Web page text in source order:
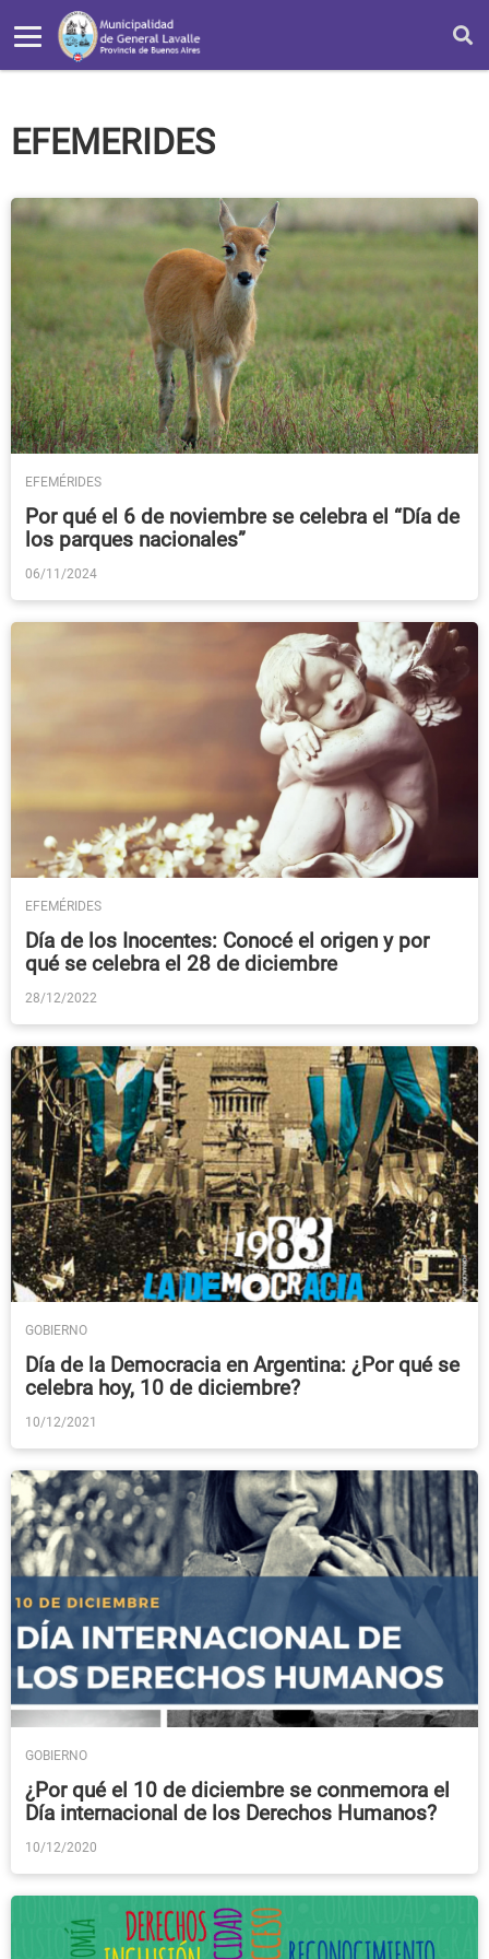
EFEMERIDES
EFEMÉRIDES
Por qué el 6 de noviembre se celebra el “Día de
los parques nacionales”
06/11/2024
EFEMÉRIDES
Día de los Inocentes: Conocé el origen y por
qué se celebra el 28 de diciembre
28/12/2022
GOBIERNO
Día de la Democracia en Argentina: ¿Por qué se
celebra hoy, 10 de diciembre?
10/12/2021
GOBIERNO
¿Por qué el 10 de diciembre se conmemora el
Día internacional de los Derechos Humanos?
10/12/2020